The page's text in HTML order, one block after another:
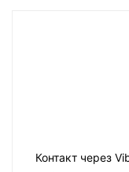
Контакт через